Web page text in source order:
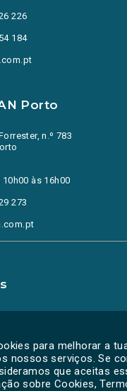
para melhorar a
nossos serviços. Se
que aceitas
sobre Cookies,
226
184
Porto
n.º 783
10h00 às 16h00
273